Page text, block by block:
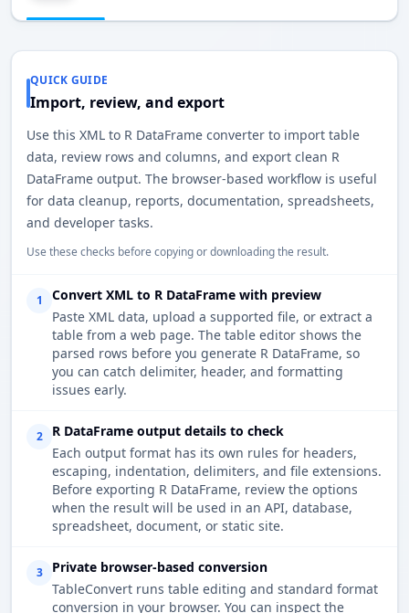
QUICK GUIDE
Import, review, and export
Use this XML to R DataFrame converter to import table
data, review rows and columns, and export clean R
DataFrame output. The browser-based workflow is useful
for data cleanup, reports, documentation, spreadsheets,
and developer tasks.
Use these checks before copying or downloading the result.
1
Convert XML to R DataFrame with preview
Paste XML data, upload a supported file, or extract a
table from a web page. The table editor shows the
parsed rows before you generate R DataFrame, so
you can catch delimiter, header, and formatting
issues early.
2
R DataFrame output details to check
Each output format has its own rules for headers,
escaping, indentation, delimiters, and file extensions.
Before exporting R DataFrame, review the options
when the result will be used in an API, database,
spreadsheet, document, or static site.
3
Private browser-based conversion
TableConvert runs table editing and standard format
conversion in your browser. You can inspect the